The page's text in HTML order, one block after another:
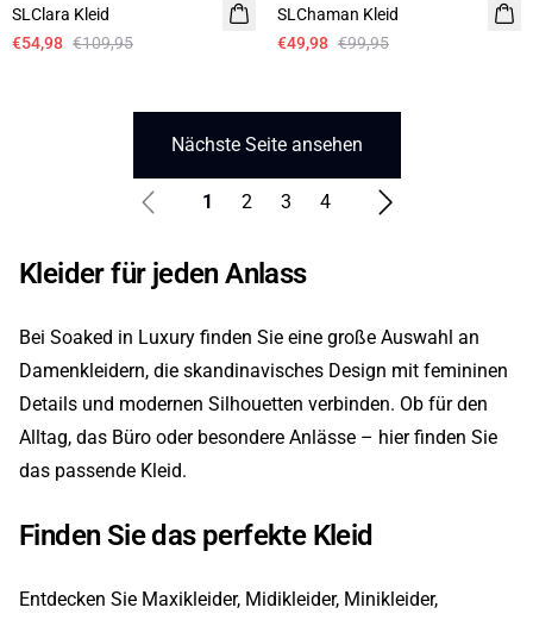
SLClara Kleid
€54,98 €109,95
SLChaman Kleid
€49,98 €99,95
Nächste Seite ansehen
1 2 3 4
Kleider für jeden Anlass
Bei Soaked in Luxury finden Sie eine große Auswahl an
Damenkleidern, die skandinavisches Design mit femininen
Details und modernen Silhouetten verbinden. Ob für den
Alltag, das Büro oder besondere Anlässe – hier finden Sie
das passende Kleid.
Finden Sie das perfekte Kleid
Entdecken Sie Maxikleider, Midikleider, Minikleider,